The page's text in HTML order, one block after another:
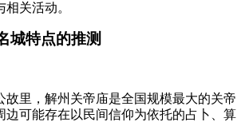
关活动。
城特点的推测
故里，解州关帝庙是全国规模最大的关帝
边可能存在以民间信仰为依托的占卜、算